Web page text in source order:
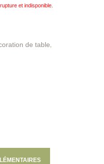
et indisponible.
de table,